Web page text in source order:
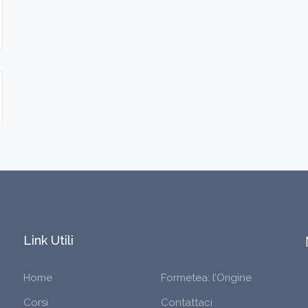
Link Utili
Home
Formetea: l’Origine
Corsi
Contattaci